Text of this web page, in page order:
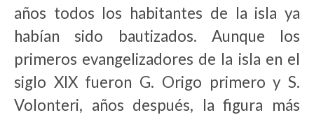
años todos los habitantes de la isla ya
habían sido bautizados. Aunque los
primeros evangelizadores de la isla en el
siglo XIX fueron G. Origo primero y S.
Volonteri, años después, la figura más